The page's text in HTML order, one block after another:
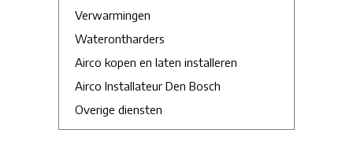
Verwarmingen
Waterontharders
Airco kopen en laten installeren
Airco Installateur Den Bosch
Overige diensten